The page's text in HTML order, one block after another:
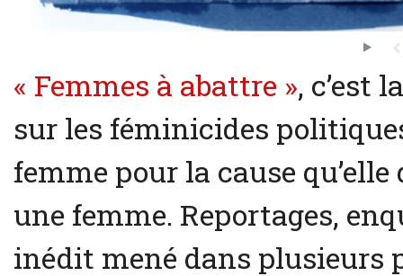
« Femmes à abattre », c’est
sur les féminicides
femme pour la cause
une femme. Reportages,
inédit mené dans plusieurs